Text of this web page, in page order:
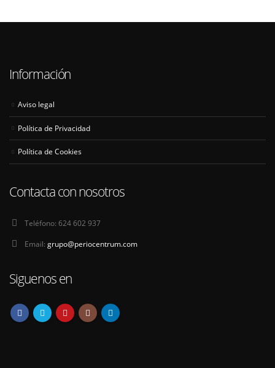
Información
Aviso legal
Política de Privacidad
Política de Cookies
Contacta con nosotros
Teléfono: 624 602 937
Email: grupo@periocentrum.com
Siguenos en